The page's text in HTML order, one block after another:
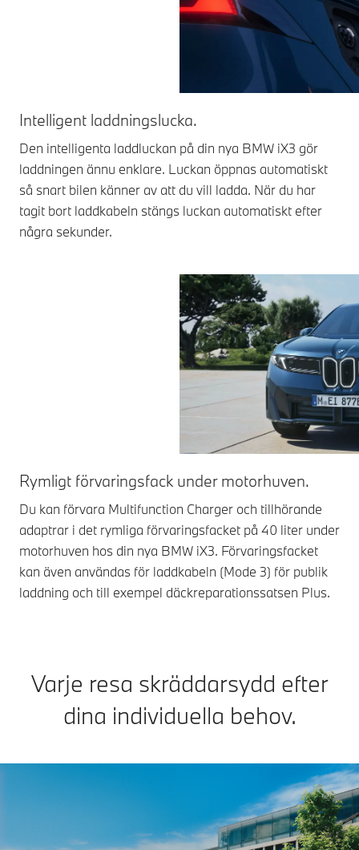
Intelligent laddningslucka.
Den intelligenta laddluckan på din nya BMW iX3 gör
laddningen ännu enklare. Luckan öppnas automatiskt
så snart bilen känner av att du vill ladda. När du har
tagit bort laddkabeln stängs luckan automatiskt efter
några sekunder.
Rymligt förvaringsfack under motorhuven.
Du kan förvara Multifunction Charger och tillhörande
adaptrar i det rymliga förvaringsfacket på 40 liter under
motorhuven hos din nya BMW iX3. Förvaringsfacket
kan även användas för laddkabeln (Mode 3) för publik
laddning och till exempel däckreparationssatsen Plus.
Varje resa skräddarsydd efter
dina individuella behov.